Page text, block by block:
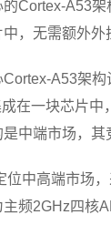
Cortex-A53
，无需额外
A53架
在一块芯片
中端市场，
中高端市场
频2GHz四核